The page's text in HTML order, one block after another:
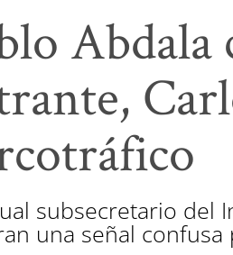
subsecretario del
una señal confusa